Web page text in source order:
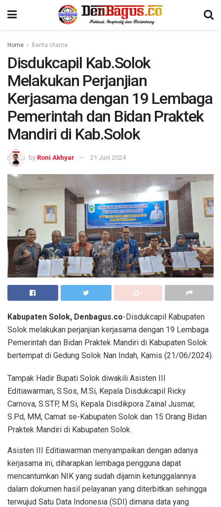
Home Berita Utama
Disdukcapil Kab.Solok
Melakukan Perjanjian
Kerjasama dengan 19 Lembaga
Pemerintah dan Bidan Praktek
Mandiri di Kab.Solok
by Roni Akhyar 21 Juni 2024
Kabupaten Solok, Denbagus.co-Disdukcapil Kabupaten
Solok melakukan perjanjian kerjasama dengan 19 Lembaga
Pemerintah dan Bidan Praktek Mandiri di Kabupaten Solok
bertempat di Gedung Solok Nan Indah, Kamis (21/06/2024).
Tampak Hadir Bupati Solok diwakili Asisten III
Editiawarman, S.Sos, M.Si, Kepala Disdukcapil Ricky
Carnova, S.STP, M.Si, Kepala Disdikpora Zainal Jusmar,
S.Pd, MM, Camat se-Kabupaten Solok dan 15 Orang Bidan
Praktek Mandiri di Kabupaten Solok.
Asisten III Editiawarman menyampaikan dengan adanya
kerjasama ini, diharapkan lembaga pengguna dapat
mencantumkan NIK yang sudah dijamin ketunggalannya
dalam dokumen hasil pelayanan yang diterbitkan sehingga
terwujud Satu Data Indonesia (SDI) dimana data yang